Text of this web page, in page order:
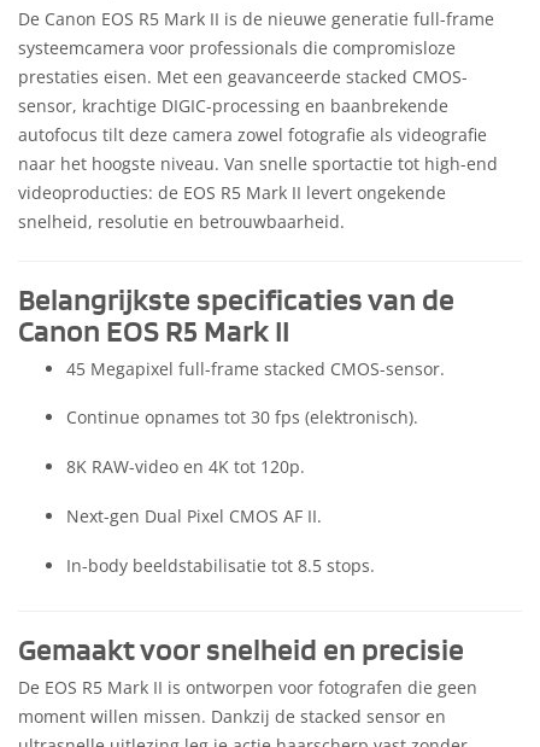
De Canon EOS R5 Mark II is de nieuwe generatie full-frame
systeemcamera voor professionals die compromisloze
prestaties eisen. Met een geavanceerde stacked CMOS-
sensor, krachtige DIGIC-processing en baanbrekende
autofocus tilt deze camera zowel fotografie als videografie
naar het hoogste niveau. Van snelle sportactie tot high-end
videoproducties: de EOS R5 Mark II levert ongekende
snelheid, resolutie en betrouwbaarheid.
Belangrijkste specificaties van de
Canon EOS R5 Mark II
45 Megapixel full-frame stacked CMOS-sensor.
Continue opnames tot 30 fps (elektronisch).
8K RAW-video en 4K tot 120p.
Next-gen Dual Pixel CMOS AF II.
In-body beeldstabilisatie tot 8.5 stops.
Gemaakt voor snelheid en precisie
De EOS R5 Mark II is ontworpen voor fotografen die geen
moment willen missen. Dankzij de stacked sensor en